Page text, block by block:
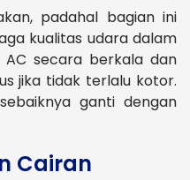
padahal bagian ini
kualitas udara dalam
AC secara berkala dan
jika tidak terlalu kotor.
ganti dengan
Cairan